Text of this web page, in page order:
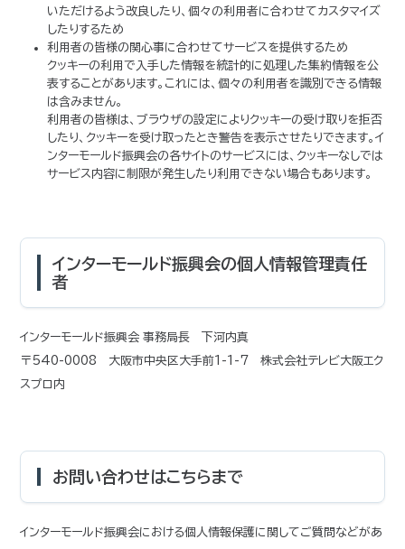
いただけるよう改良したり、個々の利用者に合わせてカスタマイズ
したりするため
利用者の皆様の関心事に合わせてサービスを提供するため
クッキーの利用で入手した情報を統計的に処理した集約情報を公
表することがあります。これには、個々の利用者を識別できる情報
は含みません。
利用者の皆様は、ブラウザの設定によりクッキーの受け取りを拒否
したり、クッキーを受け取ったとき警告を表示させたりできます。イ
ンターモールド振興会の各サイトのサービスには、クッキーなしでは
サービス内容に制限が発生したり利用できない場合もあります。
インターモールド振興会の個人情報管理責任
者
インターモールド振興会 事務局長 下河内真
〒540-0008 大阪市中央区大手前1-1-7 株式会社テレビ大阪エク
スプロ内
お問い合わせはこちらまで
インターモールド振興会における個人情報保護に関してご質問などがあ